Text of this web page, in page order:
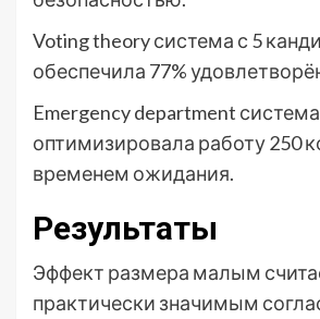
Voting theory система с 5
обеспечила 77%
Emergency department система
оптимизировала работу 250
временем ожидания.
Результаты
Эффект размера малым
практически значимым